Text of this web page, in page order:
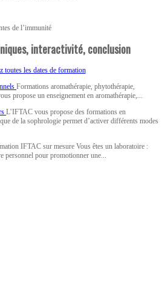
de l’immunité
interactivité, conclusion
toutes les dates de formation
Formations aromathérapie, phytothérapie,
propose un enseignement en aromathérapie,...
L’IFTAC vous propose des formations en
de la sophrologie permet d’activer différents modes
IFTAC sur mesure Vous êtes un laboratoire :
personnel pour promotionner une...